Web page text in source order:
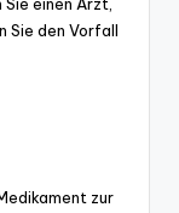
einen Arzt,
Sie den Vorfall
zur